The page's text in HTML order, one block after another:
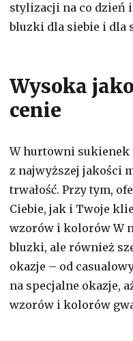
stylizacji na co dzień
bluzki dla siebie i dla
Wysoka
cenie
W hurtowni sukienek
z najwyższej jakości
trwałość. Przy tym,
Ciebie, jak i Twoje
wzorów i kolorów W
bluzki, ale również
okazje – od
na specjalne okazje,
wzorów i kolorów